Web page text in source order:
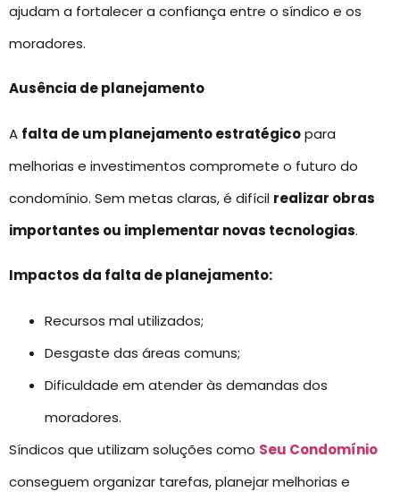
ajudam a fortalecer a confiança entre o síndico e os
moradores.
Ausência de planejamento
A falta de um planejamento estratégicopara
melhorias e investimentos compromete o futuro do
condomínio. Sem metas claras, é difícil realizar obras
importantes ou implementar novas tecnologias.
Impactos da falta de planejamento:
Recursos mal utilizados;
Desgaste das áreas comuns;
Dificuldade em atender às demandas dos
moradores.
Síndicos que utilizam soluções como Seu Condomínio
conseguem organizar tarefas, planejar melhorias e